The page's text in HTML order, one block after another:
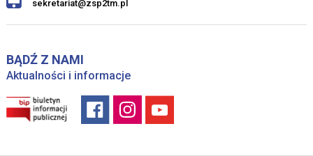
sekretariat@zsp2tm.pl
BĄDŹ Z NAMI
Aktualności i informacje